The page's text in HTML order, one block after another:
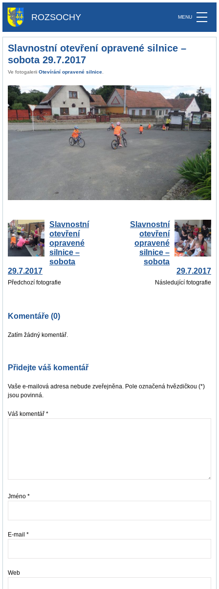
ROZSOCHY
Slavnostní otevření opravené silnice –
sobota 29.7.2017
Ve fotogalerii Otevírání opravené silnice
Slavnostní
otevření
opravené
silnice –
sobota
29.7.2017
Předchozí fotografie
Slavnostní
otevření
opravené
silnice –
sobota
29.7.2017
Následující fotografie
Komentáře (0)
Zatím žádný komentář.
Přidejte váš komentář
Vaše e-mailová adresa nebude zveřejněna. Pole označená hvězdičkou (*)
jsou povinná.
Váš komentář *
Jméno *
E-mail *
Web